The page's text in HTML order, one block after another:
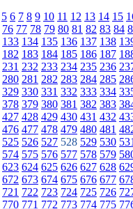
5 6 7 8 9 10 11 12 13 14 15
76 77 78 79 80 81 82 83 84
133 134 135 136 137 138
182 183 184 185 186 187
231 232 233 234 235 236
280 281 282 283 284 285
329 330 331 332 333 334
378 379 380 381 382 383
427 428 429 430 431 432
476 477 478 479 480 481
525 526 527 528 529 530
574 575 576 577 578 579
623 624 625 626 627 628
672 673 674 675 676 677
721 722 723 724 725 726
770 771 772 773 774 775